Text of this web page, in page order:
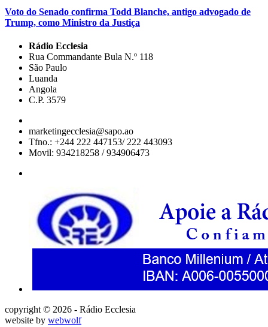
Voto do Senado confirma Todd Blanche, antigo advogado de
Trump, como Ministro da Justiça
Rádio Ecclesia
Rua Commandante Bula N.º 118
São Paulo
Luanda
Angola
C.P. 3579
marketingecclesia@sapo.ao
Tfno.: +244 222 447153/ 222 443093
Movil: 934218258 / 934906473
copyright © 2026 - Rádio Ecclesia
website by webwolf